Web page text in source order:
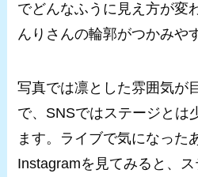
でどんなふうに見え方が変
んりさんの輪郭がつかみや
写真では凛とした雰囲気が
で、SNSではステージとは
ます。ライブで気になった
Instagramを見てみると、